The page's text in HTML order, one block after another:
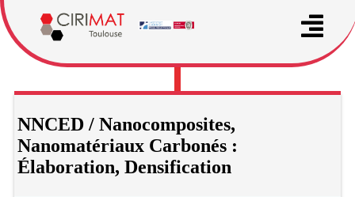
NNCED / Nanocomposites,
Nanomatériaux Carbonés :
Élaboration, Densification